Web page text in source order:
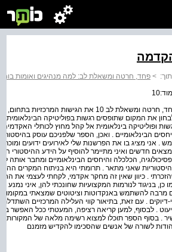
> פחד, חרטה ומשאלת לב: למה מנהיגים ואומות
פחד, חרטה ומשאלת לב 10 את הגישות
את המקום שתופסים רגשות בפוליטיקה הבינלאומית
ופוליטיקה בינלאומית אל קהל מחוץ לכותלי
הבינלאומיים . ואכן, הספר שלפניכם עוסק
. אני מציג בו את הפרשנות שלי לאירועים ידועים
חדשים ואיני מתיימר להוסיף על הידע ההיסטורי
הכלכלה והיחסים הבינלאומיים ומחבר
שאני מתאר . תרומתי היא בניתוח המקרים
. כיוון שאין זה מחקר אקדמי, לקחתי לעצמי את
כן, בניגוד לנורמות המקצועיות שחונכתי להן, איני
מרבה להשתמש באנקדוטות וציטוטים שמצאתי במקומות
דיוקים . עם זאת, בתיאור קווי העלילה המרכזיים
. לבסוף, למען קריאה רציפה, המעטתי ככל האפשר
. בסוף הספר תוכלו למצוא רשימה מלאה של
לשורה של אנשים שהסכימו להקדיש מזמנם